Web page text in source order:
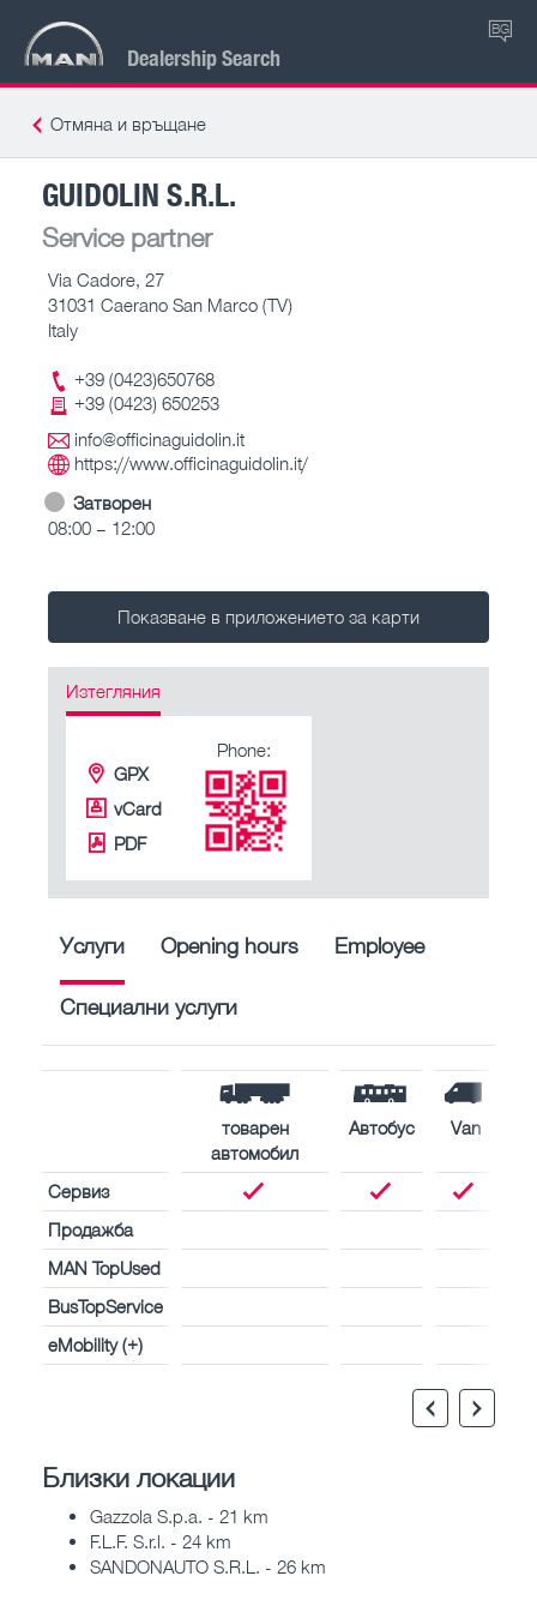
Dealership Search
BG
Отмяна и връщане
GUIDOLIN S.R.L.
Service partner
Via Cadore, 27
31031 Caerano San Marco (TV)
Italy
+39 (0423)650768
+39 (0423) 650253
info@officinaguidolin.it
https://www.officinaguidolin.it/
Затворен
08:00 – 12:00
Показване в приложението за карти
Изтегляния
GPX
vCard
PDF
Phone:
Услуги Opening hours Employee
Специални услуги
товарен
автомобил
Автобус Van
Сервиз
Продажба
MAN TopUsed
BusTopService
eMobility (+)
Близки локации
Gazzola S.p.a. - 21 km
F.L.F. S.r.l. - 24 km
SANDONAUTO S.R.L. - 26 km